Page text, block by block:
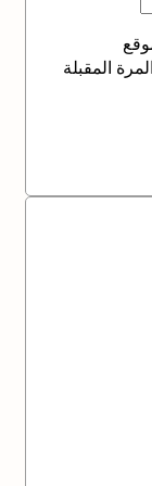
المقبلة